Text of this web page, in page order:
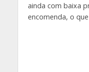
ainda com baixa
encomenda, o